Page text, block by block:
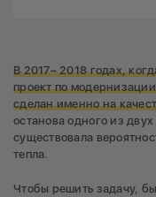
В 2017– 2018 годах,
проект по
сделан именно на
останова одного из
существовала
тепла.
Чтобы решить задачу,